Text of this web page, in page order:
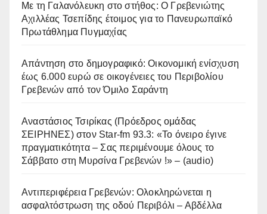
Με τη Γαλανόλευκη στο στήθος: Ο Γρεβενιώτης
Αχιλλέας Τσεπίδης έτοιμος για το Πανευρωπαϊκό
Πρωτάθλημα Πυγμαχίας
Απάντηση στο δημογραφικό: Οικονομική ενίσχυση
έως 6.000 ευρώ σε οικογένειες του Περιβολίου
Γρεβενών από τον Όμιλο Σαράντη
Αναστάσιος Τσιρίκας (Πρόεδρος ομάδας
ΣΕΙΡΗΝΕΣ) στον Star-fm 93.3: «Το όνειρο έγινε
πραγματικότητα – Σας περιμένουμε όλους το
Σάββατο στη Μυρσίνα Γρεβενών !» – (audio)
Αντιπεριφέρεια Γρεβενών: Ολοκληρώνεται η
ασφαλτόστρωση της οδού Περιβόλι – Αβδέλλα